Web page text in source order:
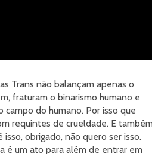
Trans não balançam apenas o
fraturam o binarismo humano e
do humano. Por isso que
requintes de crueldade. E
obrigado, não quero ser isso.
é um ato para além de entrar em